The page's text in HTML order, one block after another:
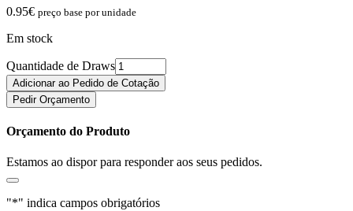
0.95€ preço base por unidade
Em stock
Quantidade de Draws
Adicionar ao Pedido de Cotação
Pedir Orçamento
Orçamento do Produto
Estamos ao dispor para responder aos seus pedidos.
"*" indica campos obrigatórios